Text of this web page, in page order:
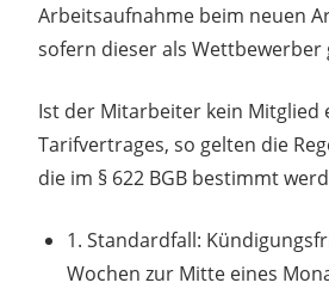
Arbeitsaufnahme beim neuen
sofern dieser als Wettbewerber
Ist der Mitarbeiter kein Mitglied
Tarifvertrages, so gelten die
die im § 622 BGB bestimmt
1. Standardfall:
Wochen zur Mitte eines